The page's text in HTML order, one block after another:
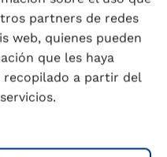
partners de redes
web, quienes pueden
que les haya
recopilado a partir del
ideal